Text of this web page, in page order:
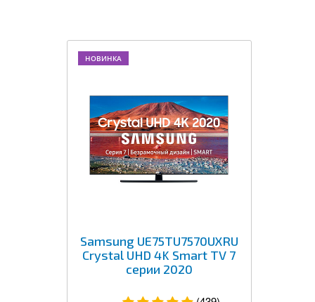
НОВИНКА
Samsung UE75TU7570UXRU
Crystal UHD 4K Smart TV 7
серии 2020